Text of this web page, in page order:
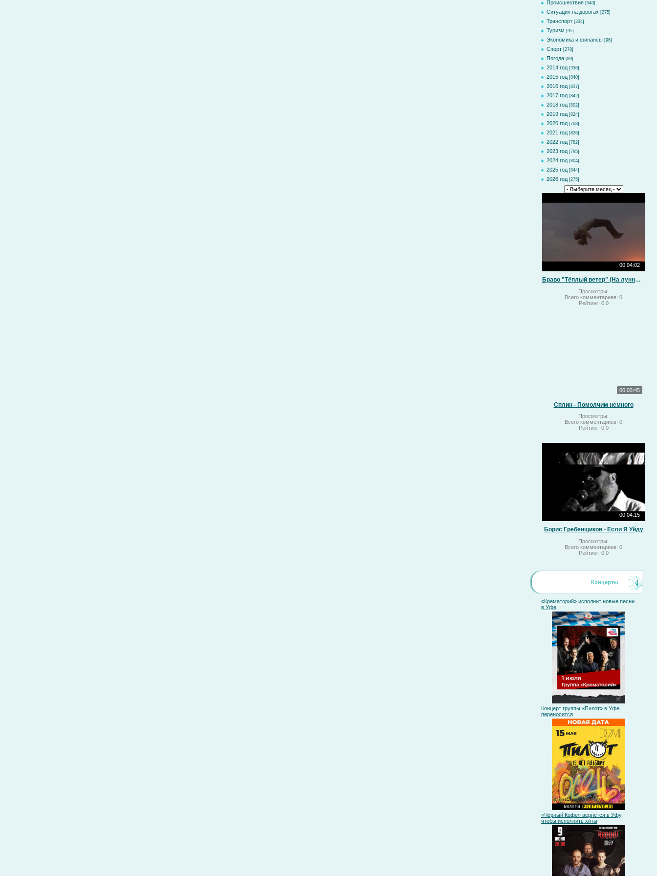
Происшествия [540]
Ситуация на дорогах [275]
Транспорт [334]
Туризм [95]
Экономика и финансы [96]
Спорт [278]
Погода [89]
2014 год [336]
2015 год [840]
2016 год [837]
2017 год [842]
2018 год [802]
2019 год [824]
2020 год [768]
2021 год [826]
2022 год [782]
2023 год [795]
2024 год [804]
2025 год [844]
2026 год [275]
00:04:02
Браво "Тёплый ветер" (На лунный свет)
Просмотры:
Всего комментариев: 0
Рейтинг: 0.0
00:03:45
Сплин - Помолчим немного
Просмотры:
Всего комментариев: 0
Рейтинг: 0.0
00:04:15
Борис Гребенщиков - Если Я Уйду
Просмотры:
Всего комментариев: 0
Рейтинг: 0.0
Концерты
«Крематорий» исполнит новые песни
в Уфе
Концерт группы «Пилот» в Уфе
переносится
«Чёрный Кофе» вернётся в Уфу,
чтобы исполнить хиты